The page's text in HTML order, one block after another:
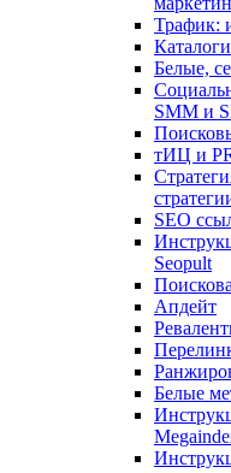
Трафик:
Белые,
SMM и
тИЦ и
SEO
Seopult
Апдейт
Белые